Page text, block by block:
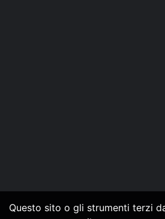
Questo sito o gli strumenti terzi